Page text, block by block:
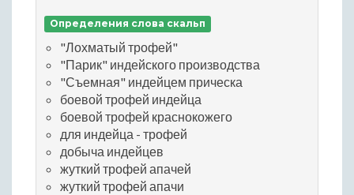
Определения слова скальп
"Лохматый трофей"
"Парик" индейского производства
"Съемная" индейцем прическа
боевой трофей индейца
боевой трофей краснокожего
для индейца - трофей
добыча индейцев
жуткий трофей апачей
жуткий трофей апачи